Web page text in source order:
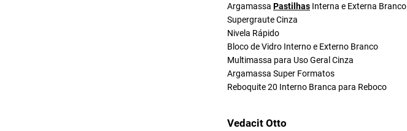
Argamassa Pastilhas Interna e Externa Branco
Supergraute Cinza
Nivela Rápido
Bloco de Vidro Interno e Externo Branco
Multimassa para Uso Geral Cinza
Argamassa Super Formatos
Reboquite 20 Interno Branca para Reboco
Vedacit Otto